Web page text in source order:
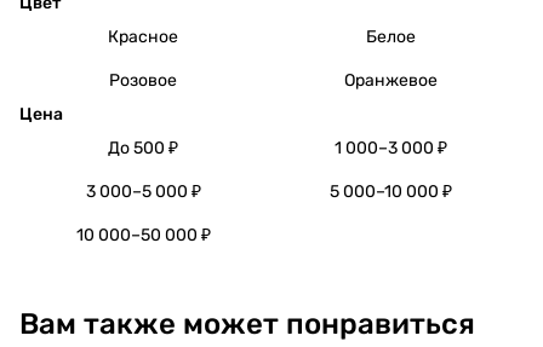
Красное
Белое
Розовое
Оранжевое
Цена
До 500 ₽
1 000–3 000 ₽
3 000–5 000 ₽ 5 000–10 000 ₽
10 000–50 000 ₽
Вам также может понравиться